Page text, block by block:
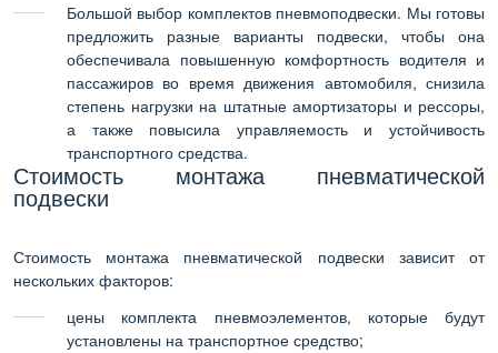
Большой выбор комплектов пневмоподвески. Мы готовы
предложить разные варианты подвески, чтобы она
обеспечивала повышенную комфортность водителя и
пассажиров во время движения автомобиля, снизила
степень нагрузки на штатные амортизаторы и рессоры,
а также повысила управляемость и устойчивость
транспортного средства.
Стоимость монтажа пневматической
подвески
Стоимость монтажа пневматической подвески зависит от
нескольких факторов:
цены комплекта пневмоэлементов, которые будут
установлены на транспортное средство;